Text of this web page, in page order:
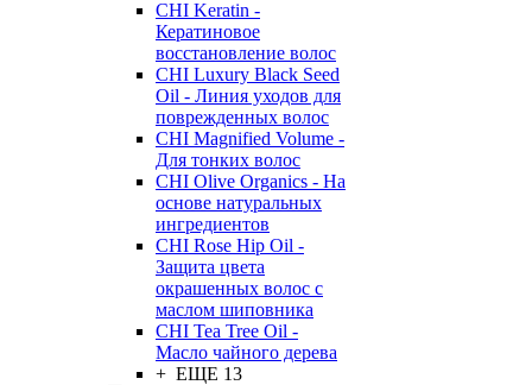
CHI Keratin -
Кератиновое
восстановление волос
CHI Luxury Black Seed
Oil - Линия уходов для
поврежденных волос
CHI Magnified Volume -
Для тонких волос
CHI Olive Organics - На
основе натуральных
ингредиентов
CHI Rose Hip Oil -
Защита цвета
окрашенных волос с
маслом шиповника
CHI Tea Tree Oil -
Масло чайного дерева
+ ЕЩЕ 13